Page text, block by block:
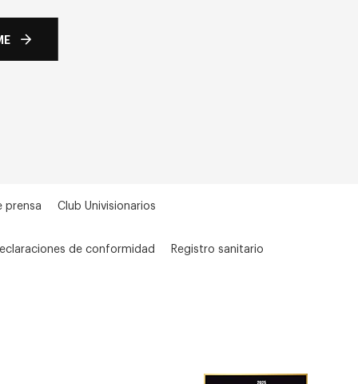
prensa Club Univisionarios
de conformidad Registro sanitario